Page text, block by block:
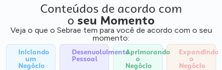
Conteúdos de acordo com
o seu Momento
Veja o que o Sebrae tem para você de acordo com o seu
momento:
Iniciando
um
Negócio
Desenvolvimento
Pessoal
Aprimorando
o
Negócio
Expandindo
o
Negócio